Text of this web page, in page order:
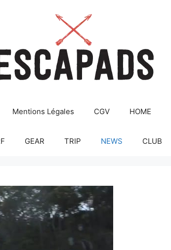
Mentions Légales CGV HOME
GEAR TRIP NEWS CLUB